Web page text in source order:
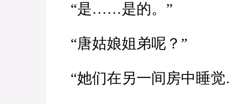
“是……是的。”
“唐姑娘姐弟呢？”
“她们在另一间房中睡